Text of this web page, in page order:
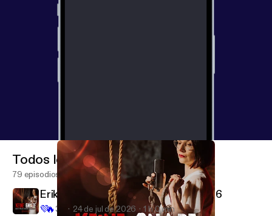
Todos los episodios
79 episodios
Erika & BJ Sifrit - Staffel 3, Episode 6
💜🔥 32 24 de jul de 2026 1 h 0 min